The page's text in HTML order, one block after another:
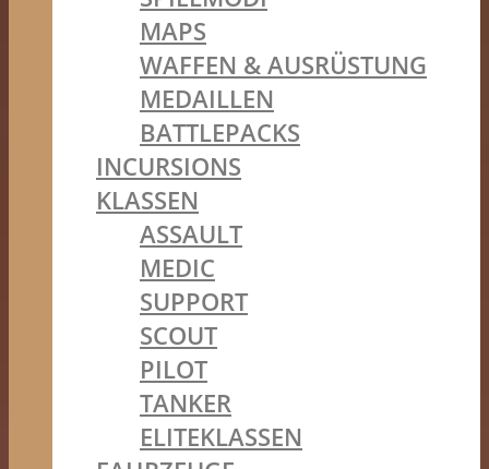
MAPS
WAFFEN & AUSRÜSTUNG
MEDAILLEN
BATTLEPACKS
INCURSIONS
KLASSEN
ASSAULT
MEDIC
SUPPORT
SCOUT
PILOT
TANKER
ELITEKLASSEN